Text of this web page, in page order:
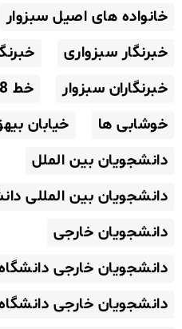
خانواده های اصیل سبزوار
خبرنگار سبزواری
خبرنگاران سبزوار
خط 48 اینچ گاز
خوشابی ها
خیابان
دانشجویان بین الملل
دانشجویان بین المللی
دانشجویان خارجی
دانشجویان خارجی
دانشجویان خارجی